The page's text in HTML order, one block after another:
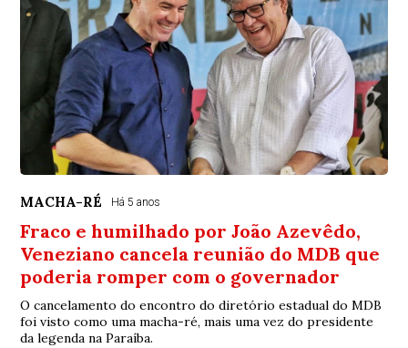
MACHA-RÉ Há 5 anos
Fraco e humilhado por João Azevêdo,
Veneziano cancela reunião do MDB que
poderia romper com o governador
O cancelamento do encontro do diretório estadual do MDB
foi visto como uma macha-ré, mais uma vez do presidente
da legenda na Paraíba.